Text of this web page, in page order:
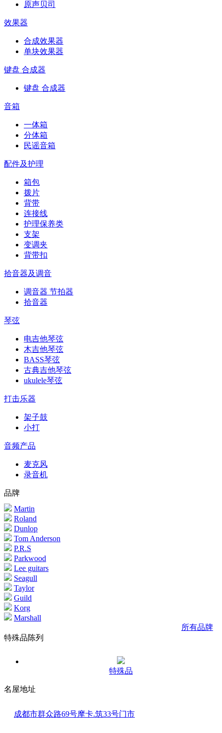
原声贝司
效果器
合成效果器
单块效果器
键盘 合成器
键盘 合成器
音箱
一体箱
分体箱
民谣音箱
配件及护理
箱包
拨片
背带
连接线
护理保养类
支架
变调夹
背带扣
拾音器及调音
调音器 节拍器
拾音器
琴弦
电吉他琴弦
木吉他琴弦
BASS琴弦
古典吉他琴弦
ukulele琴弦
打击乐器
架子鼓
小打
音频产品
麦克风
录音机
品牌
Martin
Roland
Dunlop
Tom Anderson
P.R.S
Parkwood
Lee guitars
Seagull
Taylor
Guild
Korg
Marshall
所有品牌
特殊品陈列
特殊品
名屋地址
成都市群众路69号摩卡.筑33号门市